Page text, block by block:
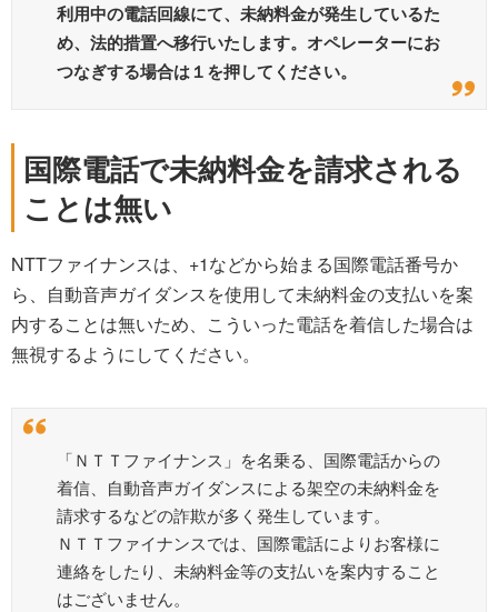
利用中の電話回線にて、未納料金が発生しているた
め、法的措置へ移行いたします。オペレーターにお
つなぎする場合は１を押してください。
国際電話で未納料金を請求される
ことは無い
NTTファイナンスは、+1などから始まる国際電話番号か
ら、自動音声ガイダンスを使用して未納料金の支払いを案
内することは無いため、こういった電話を着信した場合は
無視するようにしてください。
「ＮＴＴファイナンス」を名乗る、国際電話からの
着信、自動音声ガイダンスによる架空の未納料金を
請求するなどの詐欺が多く発生しています。
ＮＴＴファイナンスでは、国際電話によりお客様に
連絡をしたり、未納料金等の支払いを案内すること
はございません。